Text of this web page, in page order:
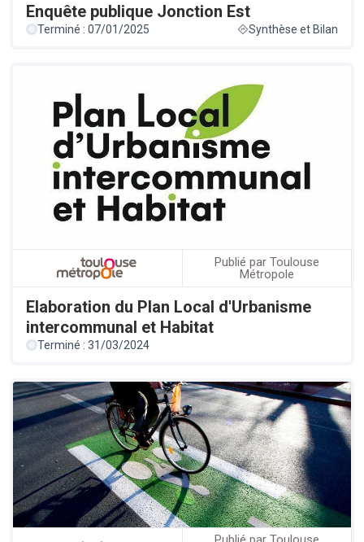
Enquête publique Jonction Est
Terminé : 07/01/2025 Synthèse et Bilan
Publié par Toulouse
Métropole
Elaboration du Plan Local d'Urbanisme
intercommunal et Habitat
Terminé : 31/03/2024